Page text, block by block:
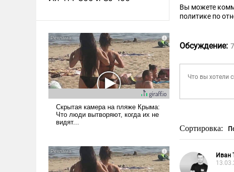
Вы можете
политике по
Обсуждение: 7
Сортировка:
Иван